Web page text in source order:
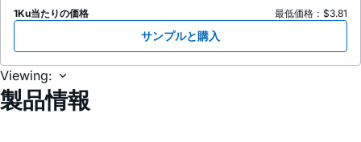
1Ku当たりの価格
最低価格：$3.81
サンプルと購入
Viewing:
製品情報